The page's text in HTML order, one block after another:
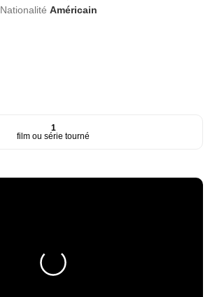
NationalitéAméricain
1
film ou série tourné